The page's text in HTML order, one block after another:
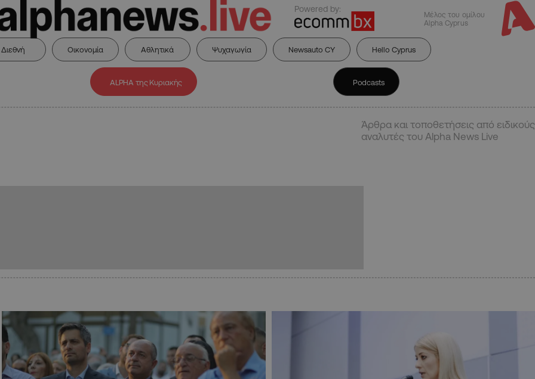
Powered by:
Μέλος του ομίλου
Alpha Cyprus
Διεθνή Οικονομία Αθλητικά Ψυχαγωγία Newsauto CY Hello Cyprus
ALPHA της Κυριακής Podcasts
Άρθρα και τοποθετήσεις από ειδικούς
αναλυτές του Alpha News Live